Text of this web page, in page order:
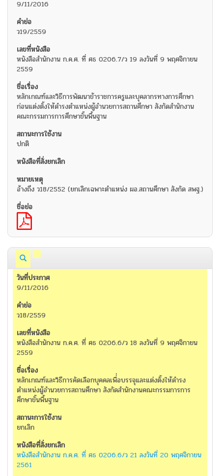
9/11/2016
ว19/2559
หนังสือสำนักงาน ก.ค.ศ. ที่ ศธ 0206.7/ว 19 ลงวันที่ 9 พฤศจิกายน
2559
หลักเกณฑ์และวิธีการพัฒนาข้าราชการครูและบุคลากรทางการศึกษา
ก่อนแต่งตั้งให้ดำรงตำแหน่งผู้อำนวยการสถานศึกษา สังกัดสำนักงาน
คณะกรรมการการศึกษาขั้นพื้นฐาน
ปกติ
อ้างถึง ว18/2552 (ยกเลิกเฉพาะตำแหน่ง ผอ.สถานศึกษา สังกัด สพฐ.)
9/11/2016
ว18/2559
หนังสือสำนักงาน ก.ค.ศ. ที่ ศธ 0206.6/ว 18 ลงวันที่ 9 พฤศจิกายน
2559
หลักเกณฑ์และวิธีการคัดเลือกบุคคลเพื่่อบรรจุและแต่งตั้งให้ดำรง
ตำแหน่งผู้อำนวยการสถานศึกษา สังกัดสำนักงานคณะกรรมการการ
ศึกษาขั้นพื้นฐาน
ยกเลิก
หนังสือสำนักงาน ก.ค.ศ. ที่ ศธ 0206.6/ว 21 ลงวันที่ 20 พฤศจิกายน
2561